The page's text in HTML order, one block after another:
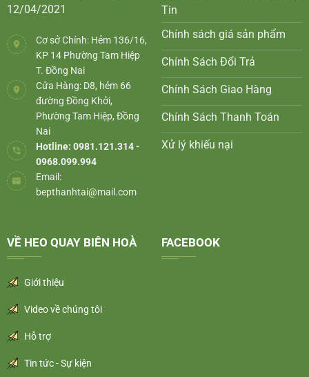
12/04/2021
Cơ sở Chính: Hẻm 136/16,
KP 14 Phường Tam Hiệp
T. Đồng Nai
Cửa Hàng: D8, hẻm 66
đường Đồng Khởi,
Phường Tam Hiệp, Đồng
Nai
Hotline: 0981.121.314 -
0968.099.994
Email:
bepthanhtai@mail.com
Tin
Chính sách giá sản phẩm
Chính Sách Đổi Trả
Chính Sách Giao Hàng
Chính Sách Thanh Toán
Xử lý khiếu nại
VỀ HEO QUAY BIÊN HOÀ
Giới thiệu
Video về chúng tôi
Hỗ trợ
Tin tức - Sự kiện
FACEBOOK